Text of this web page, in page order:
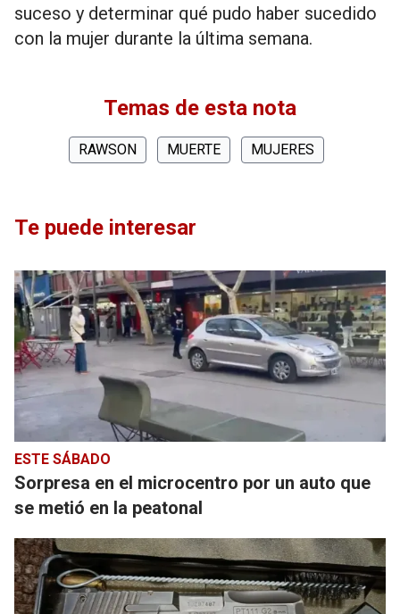
suceso y determinar qué pudo haber sucedido
con la mujer durante la última semana.
Temas de esta nota
RAWSON MUERTE MUJERES
Te puede interesar
ESTE SÁBADO
Sorpresa en el microcentro por un auto que
se metió en la peatonal